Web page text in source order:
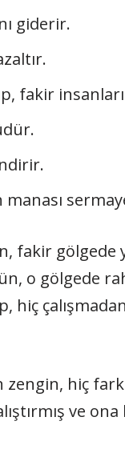
giderir.
fakir
fakir gölgede
o gölgede
hiç
zengin, hiç
ve